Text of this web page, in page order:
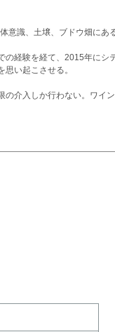
意識、土壌、ブドウ畑にあ
経験を経て、2015年にシ
い起こさせる。
介入しか行わない。ワイ